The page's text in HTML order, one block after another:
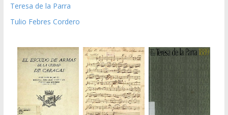
Teresa de la Parra
Tulio Febres Cordero